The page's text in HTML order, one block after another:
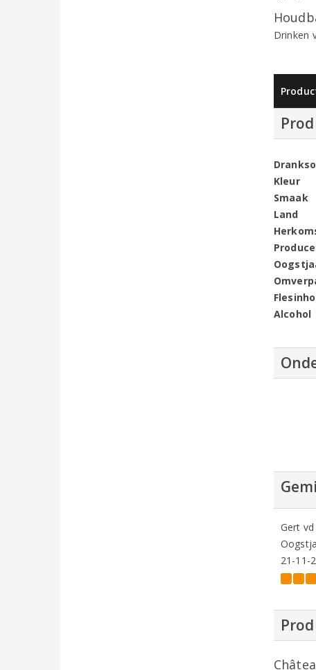
Drinken
Kleur
Smaak
Land
Alcohol
Gert vd
21-11-